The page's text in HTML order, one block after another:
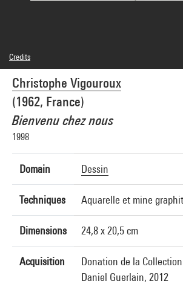
Christophe Vigouroux
(1962, France)
Bienvenu chez nous
1998
Domain Dessin
Techniques Aquarelle et mine
Dimensions 24,8 x 20,5 cm
Acquisition
Donation de la
Daniel Guerlain, 2012
Credits
© Christophe Vigouroux
Photo credits : André Morin/Dist. GrandPalaisRmn
Image reference : 4L02333
Image presentation :GrandPalaisRmnPhoto